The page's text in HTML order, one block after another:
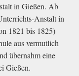
in Gießen. Ab
Anstalt in
1821 bis 1825)
aus vermutlich
übernahm eine
Gießen.